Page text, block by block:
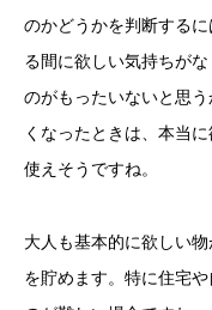
のかどうかを判断する
る間に欲しい気持ちが
のがもったいないと思
くなったときは、本当
使えそうですね。
大人も基本的に欲しい
を貯めます。特に住宅や